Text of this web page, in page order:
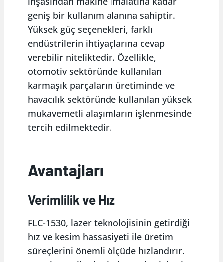
geniş bir kullanım alanına sahiptir.
Yüksek güç seçenekleri, farklı
endüstrilerin ihtiyaçlarına cevap
verebilir niteliktedir. Özellikle,
otomotiv sektöründe kullanılan
karmaşık parçaların üretiminde ve
havacılık sektöründe kullanılan yüksek
mukavemetli alaşımların işlenmesinde
tercih edilmektedir.
Avantajları
Verimlilik ve Hız
FLC-1530, lazer teknolojisinin getirdiği
hız ve kesim hassasiyeti ile üretim
süreçlerini önemli ölçüde hızlandırır.